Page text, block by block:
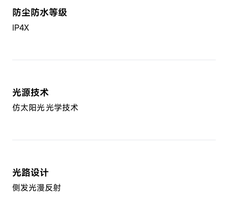
防尘防水等级
IP4X
光源技术
仿太阳光光学技术
光路设计
侧发光漫反射